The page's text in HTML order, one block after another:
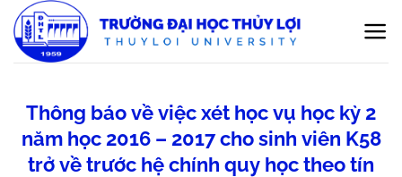
qua
nội
Thông báo về việc xét học vụ học kỳ 2
năm học 2016 – 2017 cho sinh viên K58
trở về trước hệ chính quy học theo tín